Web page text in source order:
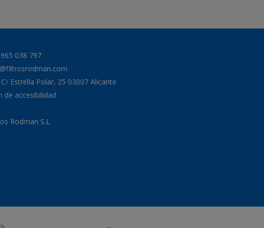
965 038 797
C/ Estrella Polar, 25 03007 Alicante
de accesibilidad
Rodman S.L.